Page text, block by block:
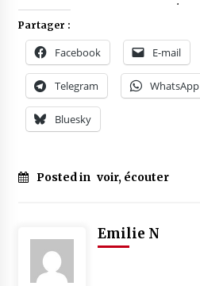
Partager :
Facebook E-mail
Telegram WhatsApp
Bluesky
Posted in voir, écouter
Emilie N